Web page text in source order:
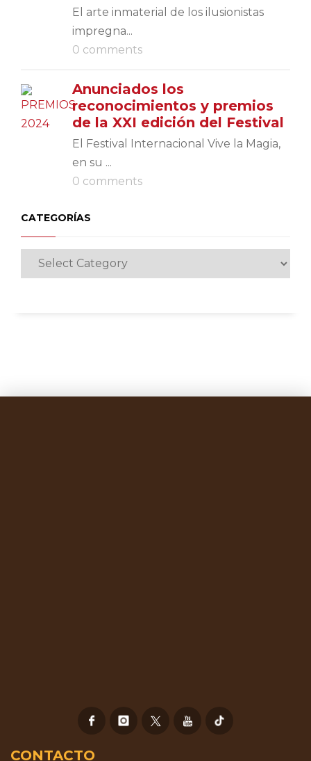
El arte inmaterial de los ilusionistas
impregna...
0 comments
Anunciados los
reconocimientos y premios
de la XXI edición del Festival
El Festival Internacional Vive la Magia,
en su ...
0 comments
CATEGORÍAS
CONTACTO